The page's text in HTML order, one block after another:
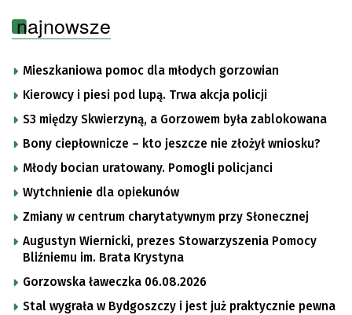
najnowsze
Mieszkaniowa pomoc dla młodych gorzowian
Kierowcy i piesi pod lupą. Trwa akcja policji
S3 między Skwierzyną, a Gorzowem była zablokowana
Bony ciepłownicze – kto jeszcze nie złożył wniosku?
Młody bocian uratowany. Pomogli policjanci
Wytchnienie dla opiekunów
Zmiany w centrum charytatywnym przy Słonecznej
Augustyn Wiernicki, prezes Stowarzyszenia Pomocy
Bliźniemu im. Brata Krystyna
Gorzowska ławeczka 06.08.2026
Stal wygrała w Bydgoszczy i jest już praktycznie pewna